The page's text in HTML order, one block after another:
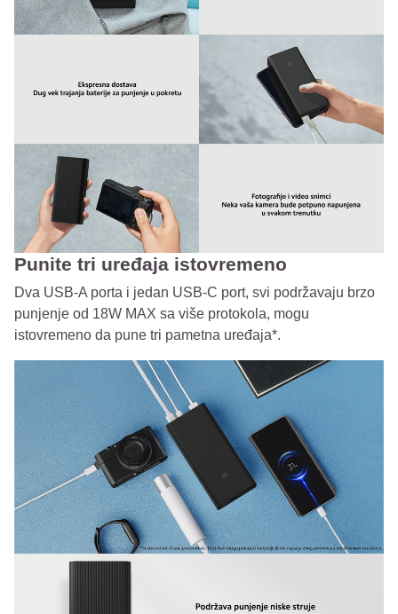
Punite tri uređaja istovremeno
Dva USB-A porta i jedan USB-C port, svi podržavaju brzo
punjenje od 18W MAX sa više protokola, mogu
istovremeno da pune tri pametna uređaja*.